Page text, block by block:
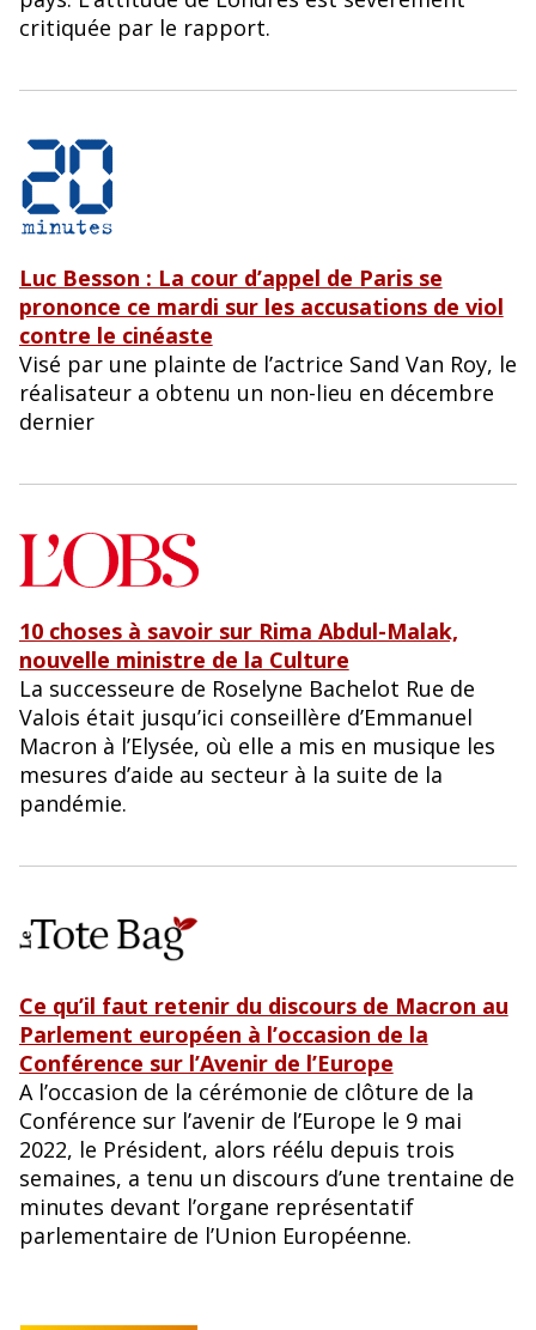
critiquée par le rapport.
Luc Besson : La cour d’appel de Paris se
prononce ce mardi sur les accusations de viol
contre le cinéaste
Visé par une plainte de l’actrice Sand Van Roy, le
réalisateur a obtenu un non-lieu en décembre
dernier
10 choses à savoir sur Rima Abdul-Malak,
nouvelle ministre de la Culture
La successeure de Roselyne Bachelot Rue de
Valois était jusqu’ici conseillère d’Emmanuel
Macron à l’Elysée, où elle a mis en musique les
mesures d’aide au secteur à la suite de la
pandémie.
Ce qu’il faut retenir du discours de Macron au
Parlement européen à l’occasion de la
Conférence sur l’Avenir de l’Europe
A l’occasion de la cérémonie de clôture de la
Conférence sur l’avenir de l’Europe le 9 mai
2022, le Président, alors réélu depuis trois
semaines, a tenu un discours d’une trentaine de
minutes devant l’organe représentatif
parlementaire de l’Union Européenne.